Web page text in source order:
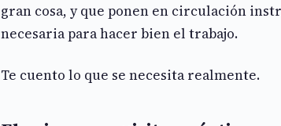
gran cosa, y que ponen en circulación
necesaria para hacer bien el trabajo.
Te cuento lo que se necesita realmente.